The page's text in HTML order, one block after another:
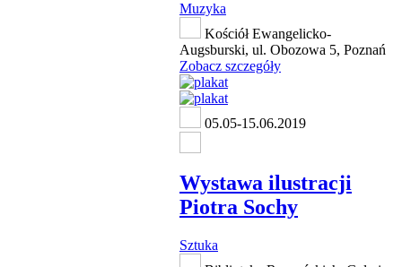
Muzyka
Kościół Ewangelicko-
Augsburski, ul. Obozowa 5, Poznań
Zobacz szczegóły
05.05-15.06.2019
Wystawa ilustracji
Piotra Sochy
Sztuka